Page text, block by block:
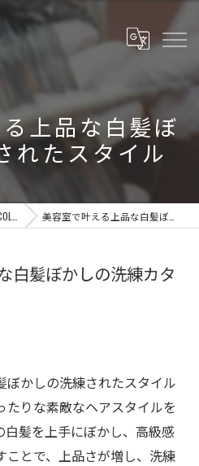
上品な白髪ぼ
れたスタイル
美容室で叶える上品な白髪ぼかしの洗練カタログ
白髪ぼかしの洗練カタ
かしの洗練されたスタイル
りな素敵なヘアスタイルを
髪を上手にぼかし、高級感
ことで、上品さが増し、洗練